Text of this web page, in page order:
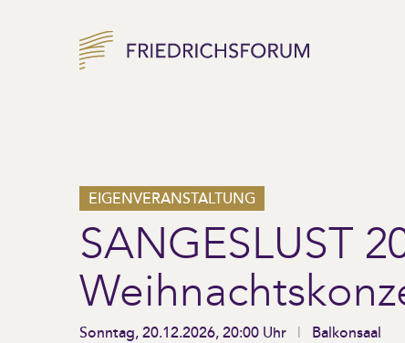
EIGENVERANSTALTUNG
SANGESLUST
Sonntag, 20.12.2026, 20:00 Uhr Balkonsaal